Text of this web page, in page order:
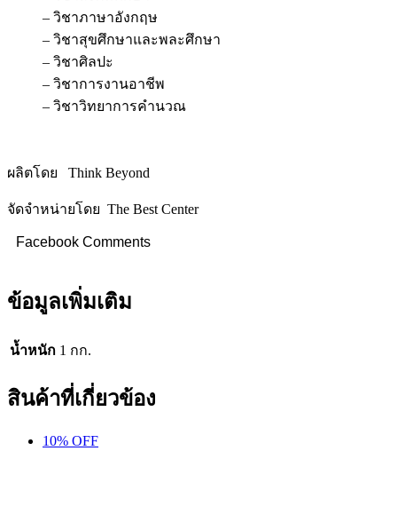
– วิชาภาษาอังกฤษ
– วิชาสุขศึกษาและพละศึกษา
– วิชาศิลปะ
– วิชาการงานอาชีพ
– วิชาวิทยาการคำนวณ
ผลิตโดย Think Beyond
จัดจำหน่ายโดย The Best Center
Facebook Comments
ข้อมูลเพิ่มเติม
น้ำหนัก 1 กก.
สินค้าที่เกี่ยวข้อง
10% OFF